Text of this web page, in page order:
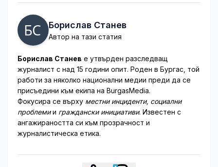
Борислав Станев
Автор на тази статия
Борислав Станев е утвърден разследващ
журналист с над 15 години опит. Роден в Бургас, той
работи за няколко национални медии преди да се
присъедини към екипа на BurgasMedia.
Фокусира се върху местни инциденти, социални
проблемии граждански инициативи. Известен с
ангажираността си към прозрачност и
журналистическа етика.